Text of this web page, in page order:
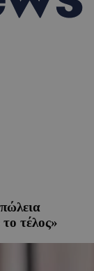
τέλος»